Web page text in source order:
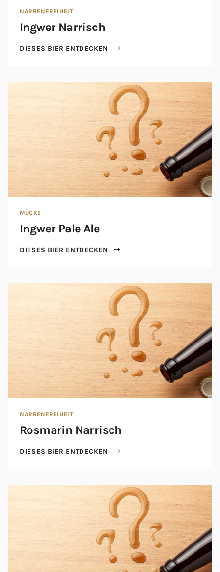
NARRENFREIHEIT
Ingwer Narrisch
DIESES BIER ENTDECKEN
MÜCKE
Ingwer Pale Ale
DIESES BIER ENTDECKEN
NARRENFREIHEIT
Rosmarin Narrisch
DIESES BIER ENTDECKEN